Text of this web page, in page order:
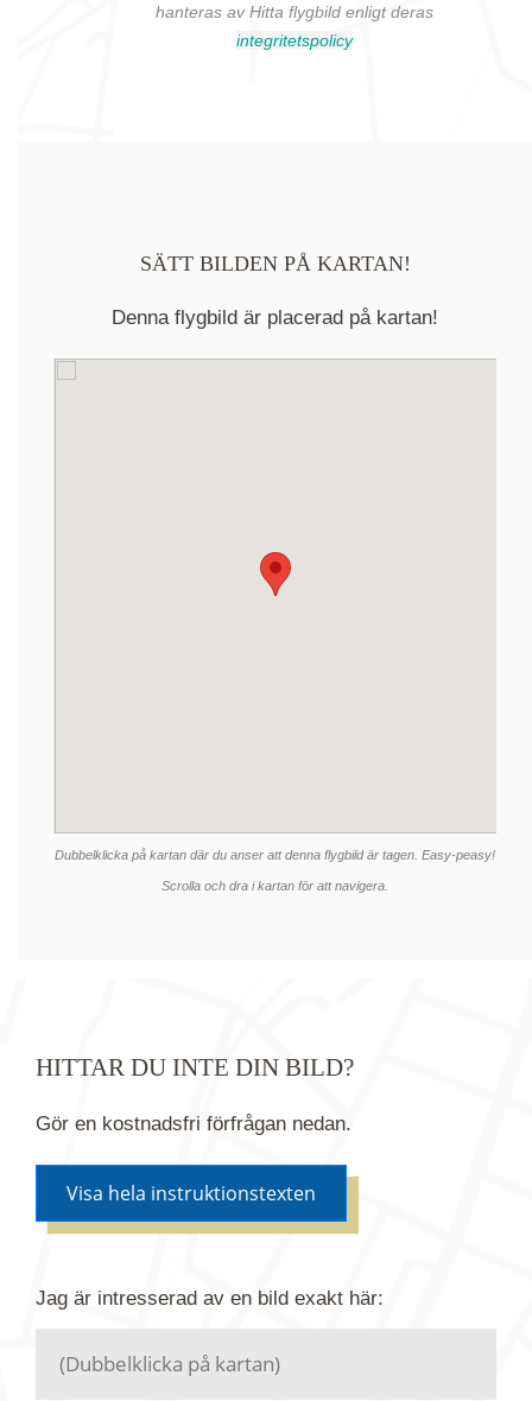
hanteras av Hitta flygbild enligt deras
integritetspolicy
SÄTT BILDEN PÅ KARTAN!
Denna flygbild är placerad på kartan!
Dubbelklicka på kartan där du anser att denna flygbild är tagen. Easy-peasy!
Scrolla och dra i kartan för att navigera.
HITTAR DU INTE DIN BILD?
Gör en kostnadsfri förfrågan nedan.
Visa hela instruktionstexten
förfrågan. Vi har flera miljoner bilder i vårt arkiv
Jag är intresserad av en bild exakt här: